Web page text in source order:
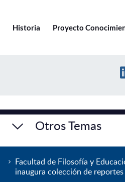
Historia Proyecto
Otros Temas
Facultad de Filosofía y
inaugura colección de reportes